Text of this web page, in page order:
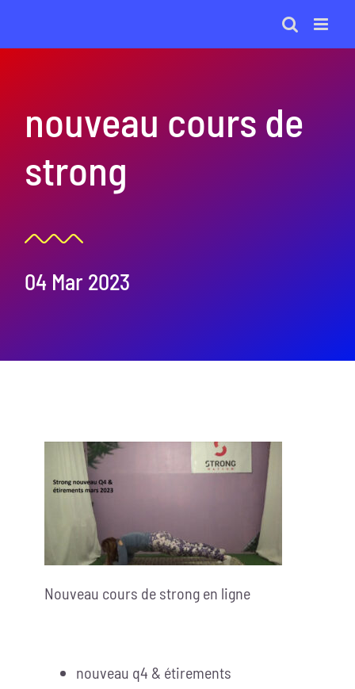
nouveau cours de
strong
04 Mar 2023
Nouveau cours de strong en ligne
nouveau q4 & étirements